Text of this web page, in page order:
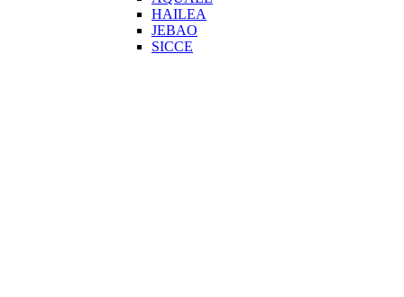
HAILEA
JEBAO
SICCE